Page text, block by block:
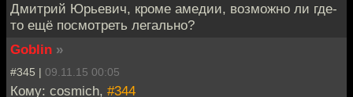
Дмитрий Юрьевич, кроме амедии, возможно ли где-
то ещё посмотреть легально?
Goblin »
#345 | 09.11.15 00:05
Кому: cosmich, #344